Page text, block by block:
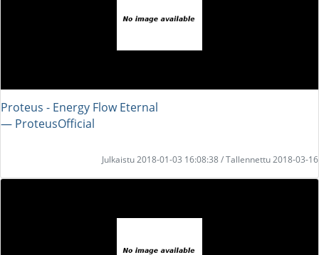
Proteus - Energy Flow Eternal
― ProteusOfficial
Julkaistu 2018-01-03 16:08:38 / Tallennettu 2018-03-16